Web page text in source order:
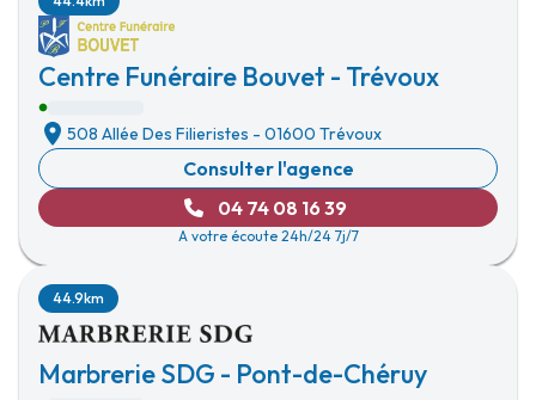
Centre Funéraire Bouvet - Trévoux
508 Allée Des Filieristes - 01600 Trévoux
Consulter l'agence
04 74 08 16 39
A votre écoute 24h/24 7j/7
Marbrerie SDG - Pont-de-Chéruy
44.9km